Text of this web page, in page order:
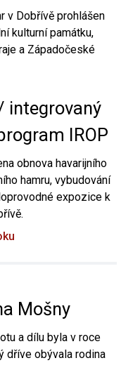
v Dobřívě prohlášen
kulturní památku,
a Západočeské
integrovaný
IROP
obnova havarijního
hamru, vybudování
expozice k
Mošny
a dílu byla v roce
dříve obývala rodina